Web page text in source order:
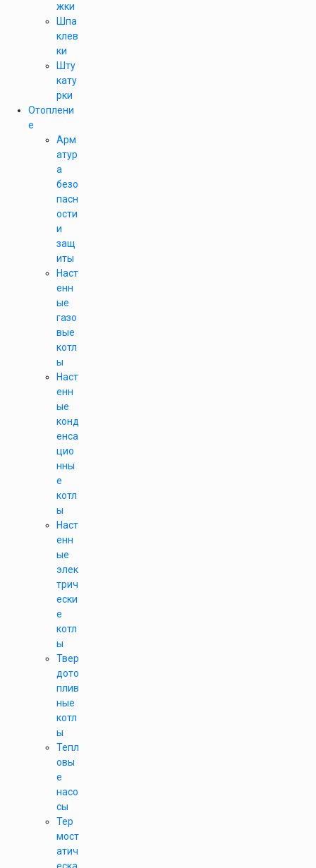
жки
Шпа
клев
ки
Шту
кату
рки
Отоплени
е
Арм
атур
а
безо
пасн
ости
и
защ
иты
Наст
енн
ые
газо
вые
котл
ы
Наст
енн
ые
конд
енса
цио
нны
е
котл
ы
Наст
енн
ые
элек
трич
ески
е
котл
ы
Твер
дото
плив
ные
котл
ы
Тепл
овы
е
насо
сы
Тер
мост
атич